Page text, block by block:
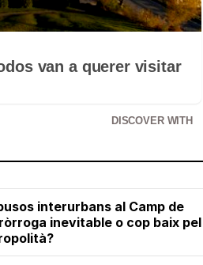
van a querer visitar
DISCOVER WITH
interurbans al Camp de
inevitable o cop baix pel